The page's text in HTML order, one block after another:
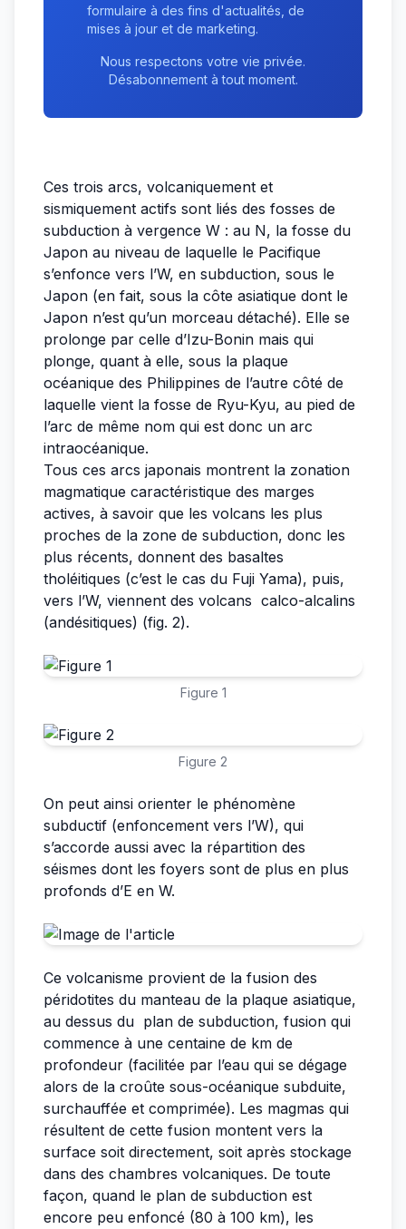
formulaire à des fins d'actualités, de
mises à jour et de marketing.
Nous respectons votre vie privée.
Désabonnement à tout moment.
Ces trois arcs, volcaniquement et
sismiquement actifs sont liés des fosses de
subduction à vergence W : au N, la fosse du
Japon au niveau de laquelle le Pacifique
s’enfonce vers l’W, en subduction, sous le
Japon (en fait, sous la côte asiatique dont le
Japon n’est qu’un morceau détaché). Elle se
prolonge par celle d’Izu-Bonin mais qui
plonge, quant à elle, sous la plaque
océanique des Philippines de l’autre côté de
laquelle vient la fosse de Ryu-Kyu, au pied de
l’arc de même nom qui est donc un arc
intraocéanique.
Tous ces arcs japonais montrent la zonation
magmatique caractéristique des marges
actives, à savoir que les volcans les plus
proches de la zone de subduction, donc les
plus récents, donnent des basaltes
tholéitiques (c’est le cas du Fuji Yama), puis,
vers l’W, viennent des volcans calco-alcalins
(andésitiques) (fig. 2).
Figure 1
Figure 2
On peut ainsi orienter le phénomène
subductif (enfoncement vers l’W), qui
s’accorde aussi avec la répartition des
séismes dont les foyers sont de plus en plus
profonds d’E en W.
Ce volcanisme provient de la fusion des
péridotites du manteau de la plaque asiatique,
au dessus du plan de subduction, fusion qui
commence à une centaine de km de
profondeur (facilitée par l’eau qui se dégage
alors de la croûte sous-océanique subduite,
surchauffée et comprimée). Les magmas qui
résultent de cette fusion montent vers la
surface soit directement, soit après stockage
dans des chambres volcaniques. De toute
façon, quand le plan de subduction est
encore peu enfoncé (80 à 100 km), les